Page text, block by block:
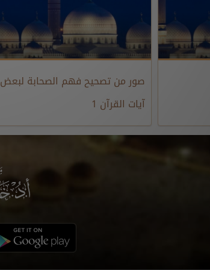
صور من تصحيح فهم الصحابة لبعض
آيات القرآن 1